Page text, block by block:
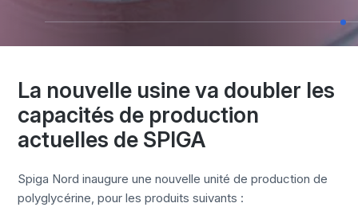
La nouvelle usine va doubler les
capacités de production
actuelles de SPIGA
Spiga Nord inaugure une nouvelle unité de production de
polyglycérine, pour les produits suivants :